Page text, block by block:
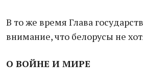
В то же время Глава
внимание, что белорусы не
О ВОЙНЕ И МИРЕ